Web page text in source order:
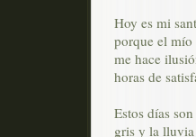
Hoy es mi
porque el mío
me hace
horas de
Estos días
gris y la